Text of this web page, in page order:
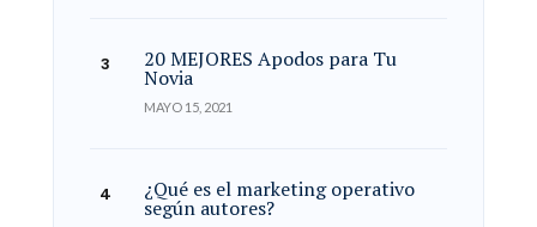
20 MEJORES Apodos para Tu
Novia
MAYO 15, 2021
¿Qué es el marketing operativo
según autores?